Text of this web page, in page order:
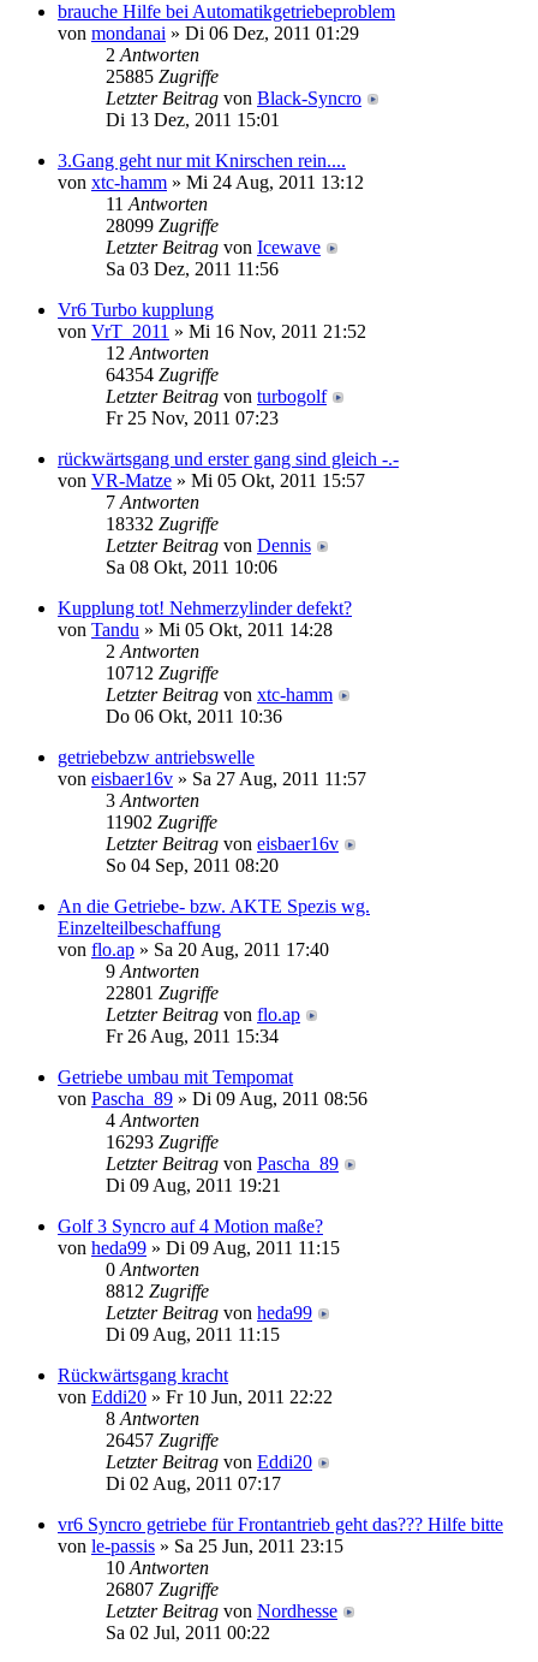
brauche Hilfe bei Automatikgetriebeproblem
von mondanai » Di 06 Dez, 2011 01:29
2 Antworten
25885 Zugriffe
Letzter Beitrag von Black-Syncro
Di 13 Dez, 2011 15:01
3.Gang geht nur mit Knirschen rein....
von xtc-hamm » Mi 24 Aug, 2011 13:12
11 Antworten
28099 Zugriffe
Letzter Beitrag von Icewave
Sa 03 Dez, 2011 11:56
Vr6 Turbo kupplung
von VrT_2011 » Mi 16 Nov, 2011 21:52
12 Antworten
64354 Zugriffe
Letzter Beitrag von turbogolf
Fr 25 Nov, 2011 07:23
rückwärtsgang und erster gang sind gleich -.-
von VR-Matze » Mi 05 Okt, 2011 15:57
7 Antworten
18332 Zugriffe
Letzter Beitrag von Dennis
Sa 08 Okt, 2011 10:06
Kupplung tot! Nehmerzylinder defekt?
von Tandu » Mi 05 Okt, 2011 14:28
2 Antworten
10712 Zugriffe
Letzter Beitrag von xtc-hamm
Do 06 Okt, 2011 10:36
getriebebzw antriebswelle
von eisbaer16v » Sa 27 Aug, 2011 11:57
3 Antworten
11902 Zugriffe
Letzter Beitrag von eisbaer16v
So 04 Sep, 2011 08:20
An die Getriebe- bzw. AKTE Spezis wg.
Einzelteilbeschaffung
von flo.ap » Sa 20 Aug, 2011 17:40
9 Antworten
22801 Zugriffe
Letzter Beitrag von flo.ap
Fr 26 Aug, 2011 15:34
Getriebe umbau mit Tempomat
von Pascha_89 » Di 09 Aug, 2011 08:56
4 Antworten
16293 Zugriffe
Letzter Beitrag von Pascha_89
Di 09 Aug, 2011 19:21
Golf 3 Syncro auf 4 Motion maße?
von heda99 » Di 09 Aug, 2011 11:15
0 Antworten
8812 Zugriffe
Letzter Beitrag von heda99
Di 09 Aug, 2011 11:15
Rückwärtsgang kracht
von Eddi20 » Fr 10 Jun, 2011 22:22
8 Antworten
26457 Zugriffe
Letzter Beitrag von Eddi20
Di 02 Aug, 2011 07:17
vr6 Syncro getriebe für Frontantrieb geht das??? Hilfe bitte
von le-passis » Sa 25 Jun, 2011 23:15
10 Antworten
26807 Zugriffe
Letzter Beitrag von Nordhesse
Sa 02 Jul, 2011 00:22